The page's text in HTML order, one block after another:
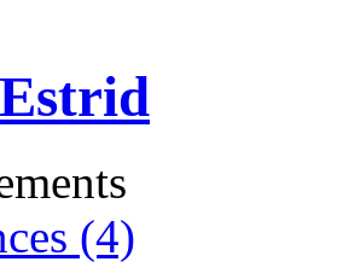
(4)